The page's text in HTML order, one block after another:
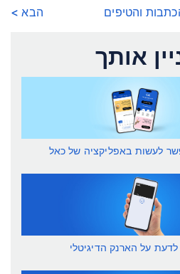
והטיפים הבא >
אותך
על הארנק הדיגיטלי